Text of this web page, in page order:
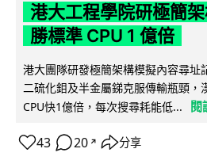
港大工程學院研極簡
勝標準 CPU 1 億倍
港大團隊研發極簡架構模擬內容尋址
二硫化鉬及半金屬銻克服傳輸瓶頸，
CPU快1億倍，每次搜尋耗能低...
閱
43 20 ↗ 分享